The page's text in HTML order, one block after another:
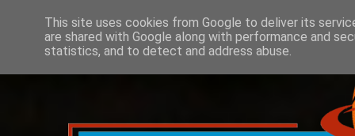
This site uses cookies from Google to deliver its
are shared with Google along with performance and
statistics, and to detect and address abuse.